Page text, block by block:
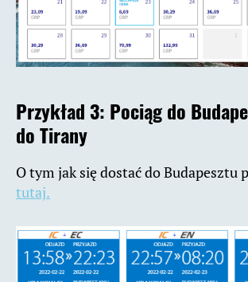
Przykład 3: Pociąg do
do Tirany
O tym jak się dostać do Budapesztu
tutaj.